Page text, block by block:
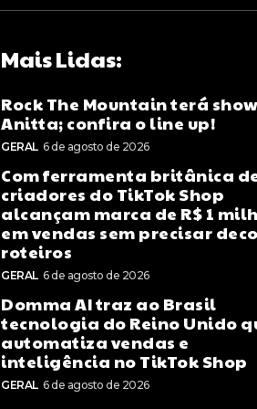
Mais Lidas:
Rock The Mountain terá
Anitta; confira o line up!
GERAL 6 de agosto de 2026
Com ferramenta britânica
criadores do TikTok Shop
alcançam marca de R$ 1
em vendas sem precisar
roteiros
GERAL 6 de agosto de 2026
Domma AI traz ao Brasil
tecnologia do Reino Unido
automatiza vendas e
inteligência no TikTok Shop
GERAL 6 de agosto de 2026